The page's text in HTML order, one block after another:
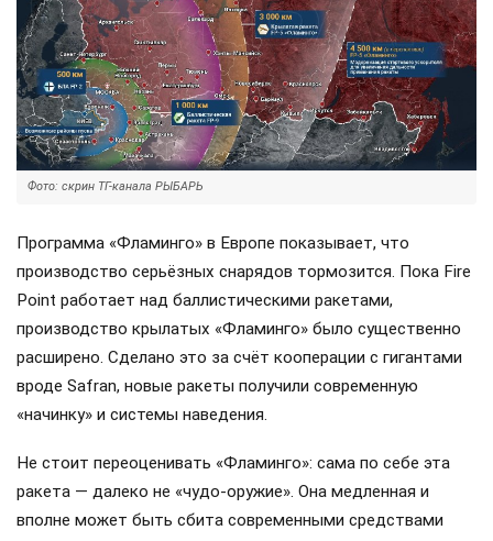
Фото: скрин ТГ-канала РЫБАРЬ
Программа «Фламинго» в Европе показывает, что
производство серьёзных снарядов тормозится. Пока Fire
Point работает над баллистическими ракетами,
производство крылатых «Фламинго» было существенно
расширено. Сделано это за счёт кооперации с гигантами
вроде Safran, новые ракеты получили современную
«начинку» и системы наведения.
Не стоит переоценивать «Фламинго»: сама по себе эта
ракета — далеко не «чудо-оружие». Она медленная и
вполне может быть сбита современными средствами